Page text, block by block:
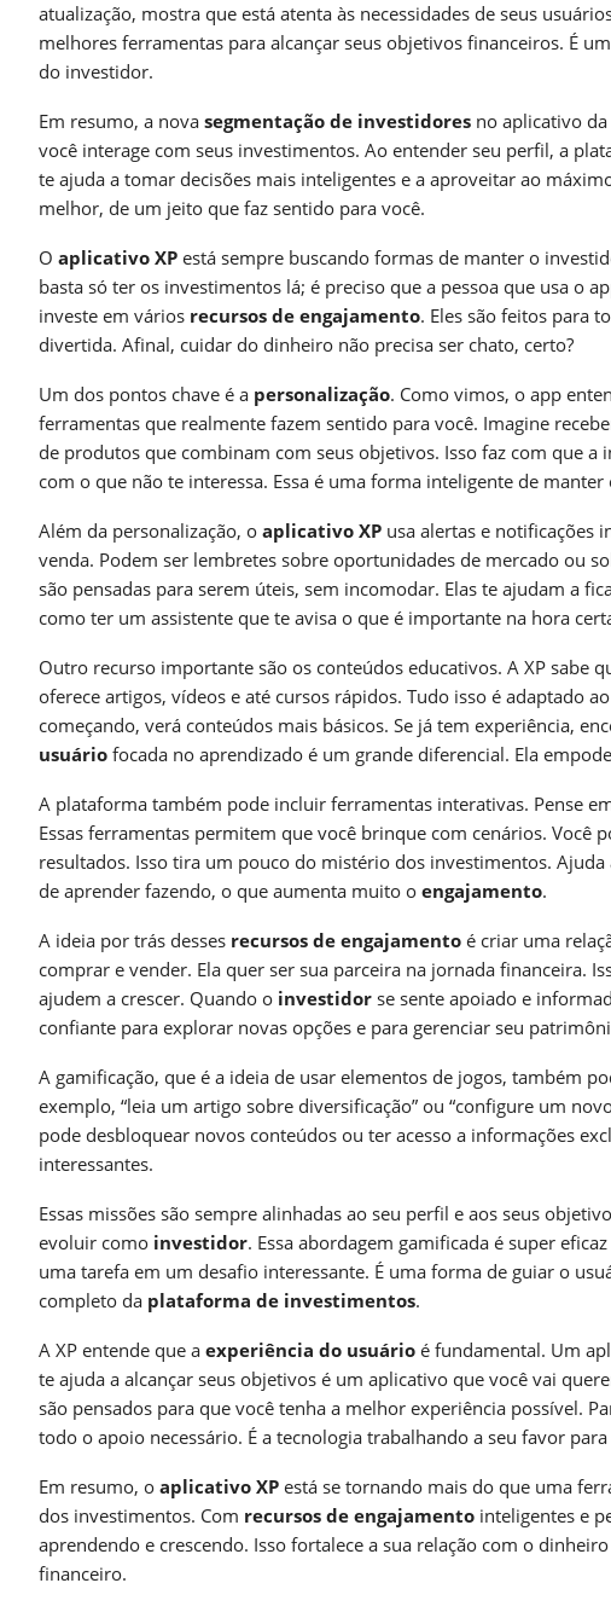
atualização, mostra que está atenta às necessidades de seus
melhores ferramentas para alcançar seus objetivos financeiros. É
do investidor.
Em resumo, a nova segmentação de investidores no aplicativo
você interage com seus investimentos. Ao entender seu perfil, a
te ajuda a tomar decisões mais inteligentes e a aproveitar ao
melhor, de um jeito que faz sentido para você.
O aplicativo XP está sempre buscando formas de manter o
basta só ter os investimentos lá; é preciso que a pessoa que usa o
investe em vários recursos de engajamento. Eles são feitos para
divertida. Afinal, cuidar do dinheiro não precisa ser chato, certo?
Um dos pontos chave é a personalização. Como vimos, o app
ferramentas que realmente fazem sentido para você. Imagine
de produtos que combinam com seus objetivos. Isso faz com que
com o que não te interessa. Essa é uma forma inteligente de manter
Além da personalização, o aplicativo XP usa alertas e notificações
venda. Podem ser lembretes sobre oportunidades de mercado ou
são pensadas para serem úteis, sem incomodar. Elas te ajudam a
como ter um assistente que te avisa o que é importante na hora
Outro recurso importante são os conteúdos educativos. A XP sabe
oferece artigos, vídeos e até cursos rápidos. Tudo isso é adaptado
começando, verá conteúdos mais básicos. Se já tem experiência,
usuário focada no aprendizado é um grande diferencial. Ela
A plataforma também pode incluir ferramentas interativas. Pense
Essas ferramentas permitem que você brinque com cenários. Você
resultados. Isso tira um pouco do mistério dos investimentos.
de aprender fazendo, o que aumenta muito o engajamento.
A ideia por trás desses recursos de engajamento é criar uma
comprar e vender. Ela quer ser sua parceira na jornada financeira.
ajudem a crescer. Quando o investidor se sente apoiado e
confiante para explorar novas opções e para gerenciar seu
A gamificação, que é a ideia de usar elementos de jogos, também
exemplo, “leia um artigo sobre diversificação” ou “configure um
pode desbloquear novos conteúdos ou ter acesso a informações
interessantes.
Essas missões são sempre alinhadas ao seu perfil e aos seus
evoluir como investidor. Essa abordagem gamificada é super
uma tarefa em um desafio interessante. É uma forma de guiar o
completo da plataforma de investimentos.
A XP entende que a experiência do usuário é fundamental. Um
te ajuda a alcançar seus objetivos é um aplicativo que você vai
são pensados para que você tenha a melhor experiência possível.
todo o apoio necessário. É a tecnologia trabalhando a seu favor
Em resumo, o aplicativo XP está se tornando mais do que uma
dos investimentos. Com recursos de engajamento inteligentes e
aprendendo e crescendo. Isso fortalece a sua relação com o
financeiro.